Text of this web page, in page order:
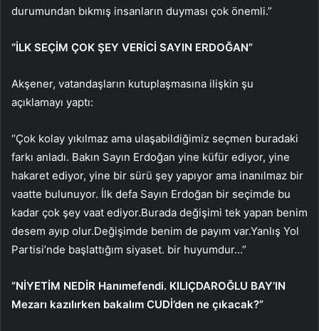
durumundan bıkmış insanların duyması çok önemli.”
“İLK SEÇİM ÇOK ŞEY VERİCİ SAYIN ERDOĞAN”
Akşener, vatandaşların kutuplaşmasına ilişkin şu
açıklamayı yaptı:
“Çok kolay yıkılmaz ama ulaşabildiğimiz seçmen buradaki
farkı anladı. Bakın Sayın Erdoğan yine küfür ediyor, yine
hakaret ediyor, yine bir sürü şey yapıyor ama inanılmaz bir
vaatte bulunuyor. İlk defa Sayın Erdoğan bir seçimde bu
kadar çok şey vaat ediyor.Burada değişimi tek yapan benim
desem ayıp olur.Değişimde benim de payım var.Yanlış Yol
Partisi’nde başlattığım siyaset. bir huyumdur…”
“NİYETİM NEDİR Hanımefendi. KILIÇDAROĞLU BAY’IN
Mezarı kazılırken bakalım CUDİ’den ne çıkacak?”